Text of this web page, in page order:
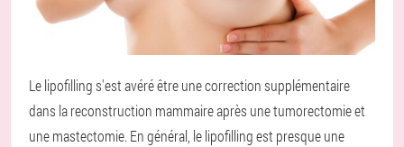
Le lipofilling s'est avéré être une correction supplémentaire
dans la reconstruction mammaire après une tumorectomie et
une mastectomie. En général, le lipofilling est presque une